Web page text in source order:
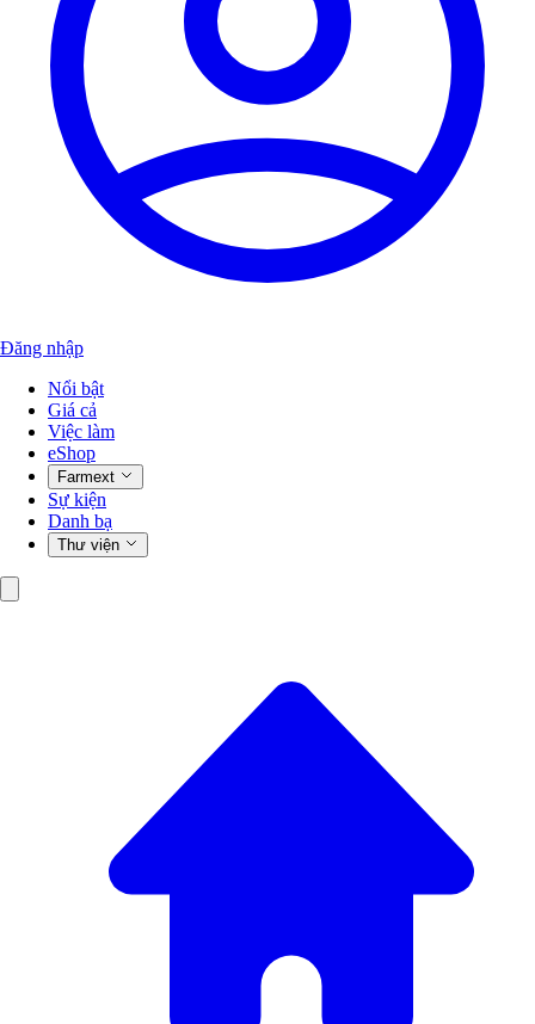
Đăng nhập
Nổi bật
Giá cả
Việc làm
eShop
Farmext
Sự kiện
Danh bạ
Thư viện